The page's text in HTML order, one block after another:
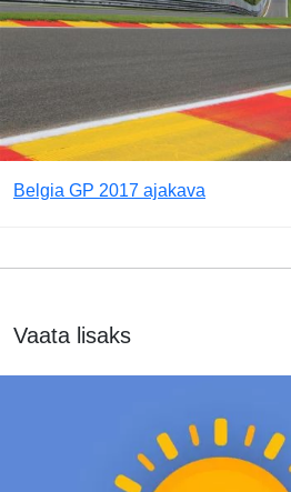
Belgia GP 2017 ajakava
Vaata lisaks